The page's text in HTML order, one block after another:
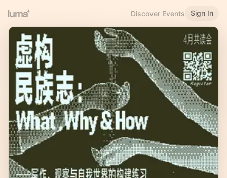
Discover Events Sign In